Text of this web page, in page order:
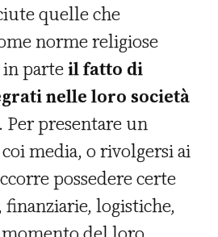
quelle che
norme religiose
parteil fatto di
nelle loro società
. Per presentare un
media, o rivolgersi ai
possedere certe
finanziarie, logistiche,